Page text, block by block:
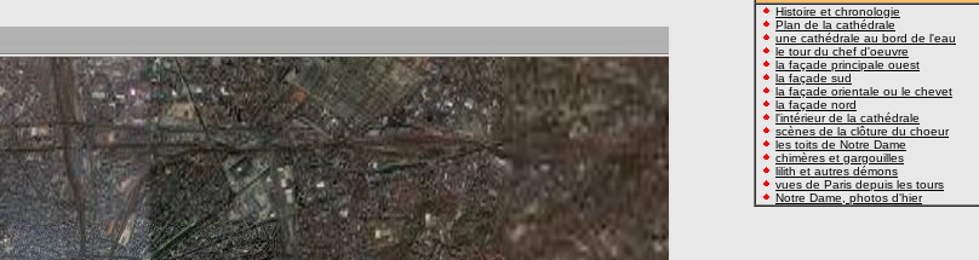
Histoire et chronologie
Plan de la cathédrale
une cathédrale au bord de l'eau
le tour du chef d'oeuvre
la façade principale ouest
la façade sud
la façade orientale ou le chevet
la façade nord
l'intérieur de la cathédrale
scènes de la clôture du choeur
les toits de Notre Dame
chimères et gargouilles
lilith et autres démons
vues de Paris depuis les tours
Notre Dame, photos d'hier